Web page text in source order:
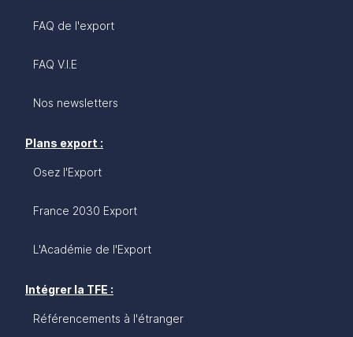
FAQ de l'export
FAQ V.I.E
Nos newsletters
Plans export :
Osez l'Export
France 2030 Export
L'Académie de l'Export
Intégrer la TFE :
Référencements à l'étranger